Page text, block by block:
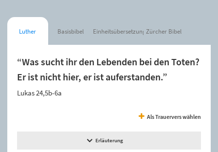
Luther Basisbibel Einheitsübersetzung Zürcher Bibel
“Was sucht ihr den Lebenden bei den Toten?
Er ist nicht hier, er ist auferstanden.”
Lukas 24,5b-6a
Als Trauervers wählen
Erläuterung